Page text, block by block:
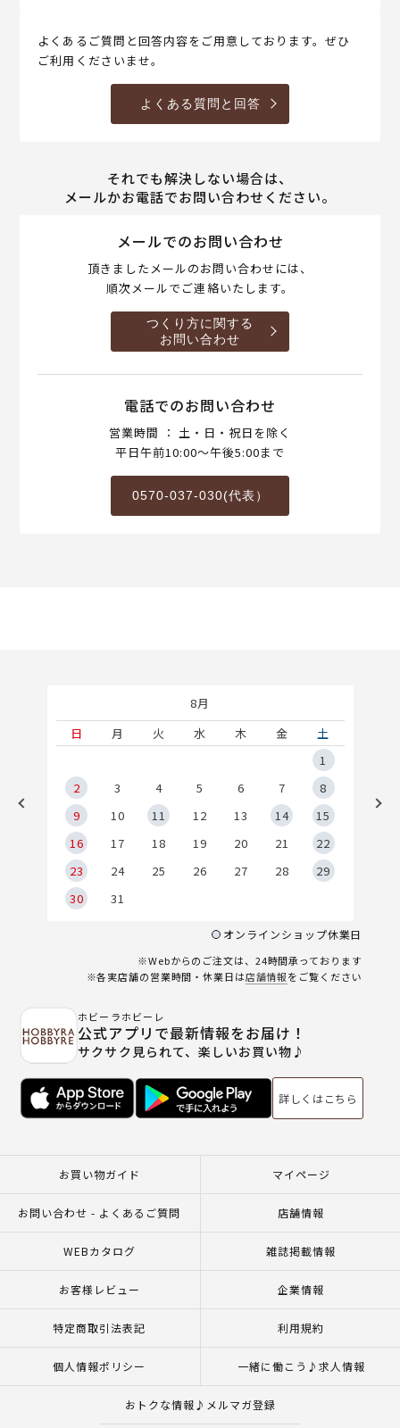
よくあるご質問と回答内容をご用意しております。ぜひ
ご利用くださいませ。
よくある質問と回答
それでも解決しない場合は、
メールかお電話でお問い合わせください。
メールでのお問い合わせ
頂きましたメールのお問い合わせには、
順次メールでご連絡いたします。
つくり方に関する
お問い合わせ
電話でのお問い合わせ
営業時間 ： 土・日・祝日を除く
平日午前10:00～午後5:00まで
0570-037-030(代表）
8月
日
月 火 水 木 金
土
1
2
3 4 5 6 7
8
9
10 11 12 13 14
15
16
17 18 19 20 21
22
23
24 25 26 27 28
29
30
31
オンラインショップ休業日
※Webからのご注文は、24時間承っております
※各実店舗の営業時間・休業日は店舗情報をご覧ください
ホビーラホビーレ
公式アプリで最新情報をお届け！
サクサク見られて、楽しいお買い物♪
詳しくはこちら
お買い物ガイド マイページ
お問い合わせ - よくあるご質問 店舗情報
WEBカタログ 雑誌掲載情報
お客様レビュー 企業情報
特定商取引法表記 利用規約
個人情報ポリシー 一緒に働こう♪求人情報
おトクな情報♪メルマガ登録